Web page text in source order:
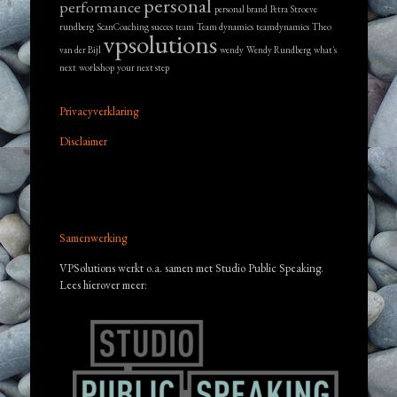
performance personal personal brand Petra Stroeve
rundberg ScanCoaching succes team Team dynamics teamdynamics Theo
van der Bijl vpsolutions wendy Wendy Rundberg what's
next workshop your next step
Privacyverklaring
Disclaimer
Samenwerking
VPSolutions werkt o.a. samen met Studio Public Speaking.
Lees hierover meer: